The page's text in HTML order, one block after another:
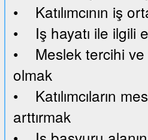
• Katılımcının iş
• Iş hayatı ile ilgili
• Meslek tercihi ve
olmak
• Katılımcıların
arttırmak